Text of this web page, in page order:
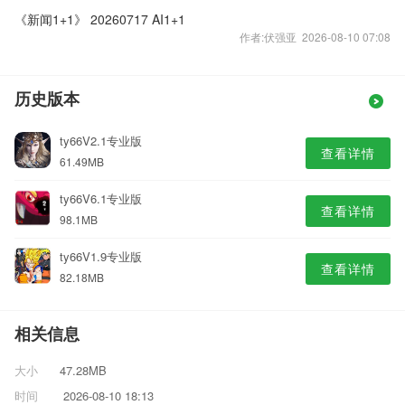
《新闻1+1》 20260717 AI1+1
作者:伏强亚 2026-08-10 07:08
历史版本
ty66V2.1专业版
61.49MB 查看详情
ty66V6.1专业版
98.1MB 查看详情
ty66V1.9专业版
82.18MB 查看详情
相关信息
大小
47.28MB
时间
2026-08-10 18:13